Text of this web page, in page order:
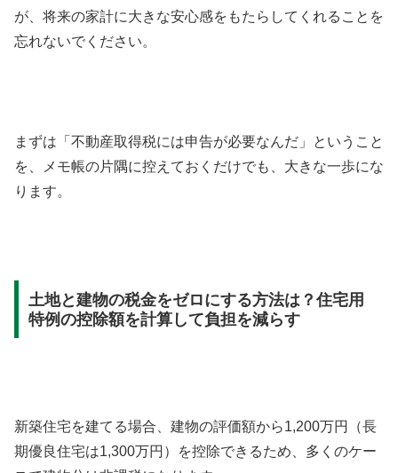
が、将来の家計に大きな安心感をもたらしてくれることを
忘れないでください。
まずは「不動産取得税には申告が必要なんだ」ということ
を、メモ帳の片隅に控えておくだけでも、大きな一歩にな
ります。
土地と建物の税金をゼロにする方法は？住宅用
特例の控除額を計算して負担を減らす
新築住宅を建てる場合、建物の評価額から1,200万円（長
期優良住宅は1,300万円）を控除できるため、多くのケー